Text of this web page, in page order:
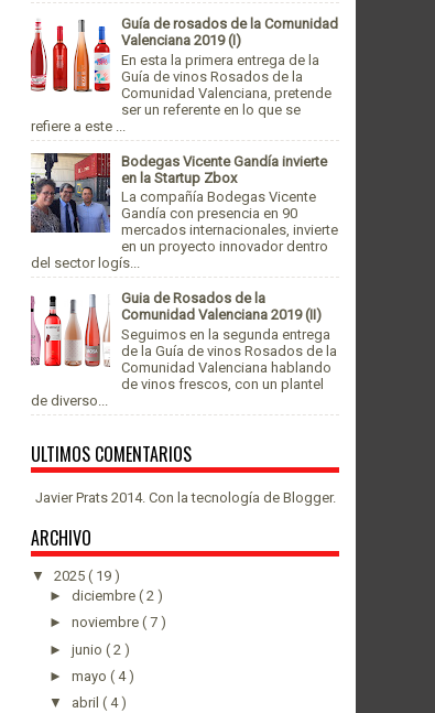
Guía de rosados de la Comunidad
Valenciana 2019 (I)
En esta la primera entrega de la
Guía de vinos Rosados de la
Comunidad Valenciana, pretende
ser un referente en lo que se
refiere a este ...
Bodegas Vicente Gandía invierte
en la Startup Zbox
La compañía Bodegas Vicente
Gandía con presencia en 90
mercados internacionales, invierte
en un proyecto innovador dentro
del sector logís...
Guia de Rosados de la
Comunidad Valenciana 2019 (II)
Seguimos en la segunda entrega
de la Guía de vinos Rosados de la
Comunidad Valenciana hablando
de vinos frescos, con un plantel
de diverso...
ULTIMOS COMENTARIOS
Javier Prats 2014. Con la tecnología de Blogger.
ARCHIVO
▼ 2025 ( 19 )
► diciembre ( 2 )
► noviembre ( 7 )
► junio ( 2 )
► mayo ( 4 )
▼ abril ( 4 )